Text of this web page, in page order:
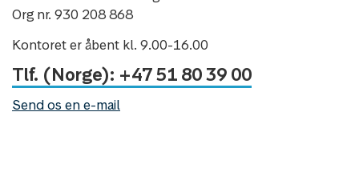
Org nr. 930 208 868
Kontoret er åbent kl. 9.00-16.00
Tlf. (Norge): +47 51 80 39 00
Send os en e-mail